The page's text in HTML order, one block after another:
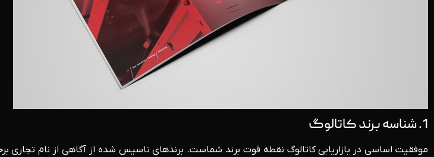
1. شناسه برند کاتالوگ
موفقیت اساسی در بازاریابی کاتالوگ نقطه قوت برند شماست. برندهای تاسیس شده از آگاهی از نام تجاری